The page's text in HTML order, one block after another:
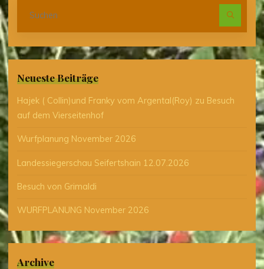
Neueste Beiträge
Hajek ( Collin)und Franky vom Argental(Roy) zu Besuch
auf dem Vierseitenhof
Wurfplanung November 2026
Landessiegerschau Seifertshain 12.07.2026
Besuch von Grimaldi
WURFPLANUNG November 2026
Archive